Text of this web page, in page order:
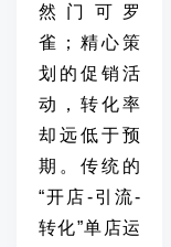
然门可罗
雀；精心策
划的促销活
动，转化率
却远低于预
期。传统的
“开店-引流-
转化”单店运